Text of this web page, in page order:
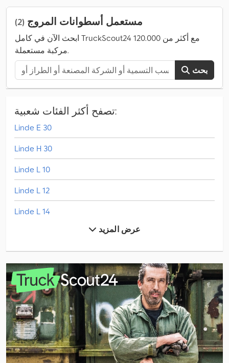
مستعمل أسطوانات المروج (2)
ابحث الآن في كامل TruckScout24 مع أكثر من 120.000
مركبة مستعملة.
بحث
تصفح أكثر الفئات شعبية:
Linde E 30
Linde H 30
Linde L 10
Linde L 12
Linde L 14
Linde V
Mercedes-Benz Actros
Mercedes-Benz Atego
Mercedes-Benz Atego 1200
Mercedes-Benz Atego 1500
Mercedes-Benz Atego 1828
عرض المزيد